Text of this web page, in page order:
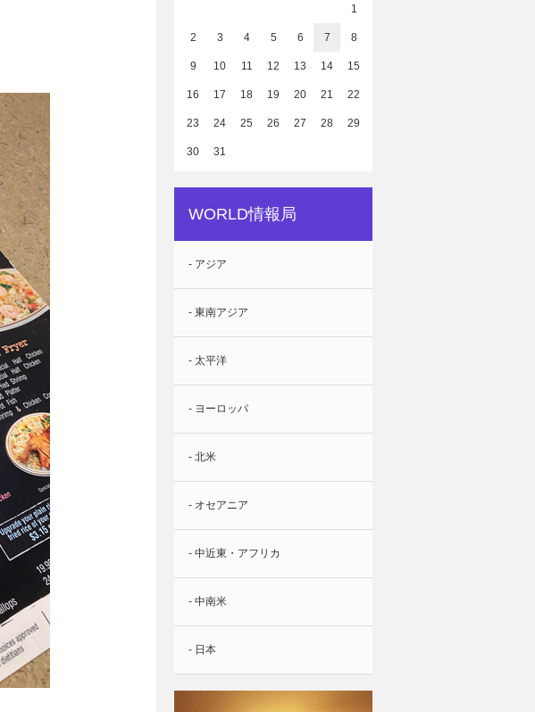
1
2 3 4 5 6 7 8
9 10 11 12 13 14 15
16 17 18 19 20 21 22
23 24 25 26 27 28 29
30 31
WORLD情報局
- アジア
- 東南アジア
- 太平洋
- ヨーロッパ
- 北米
- オセアニア
- 中近東・アフリカ
- 中南米
- 日本